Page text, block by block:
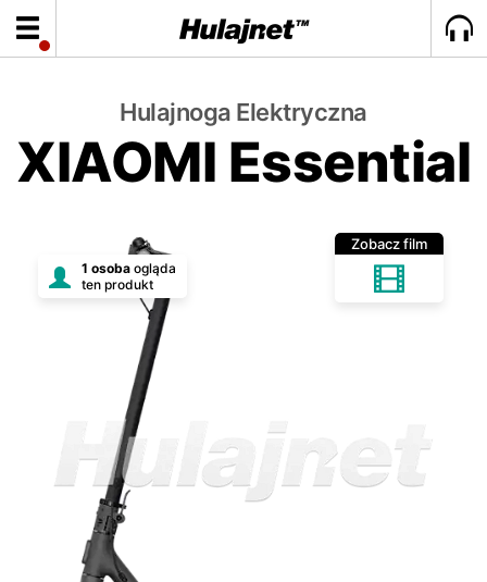
Hulajnoga Elektryczna
XIAOMI Essential
Zobacz film
1 osoba ogląda
ten produkt